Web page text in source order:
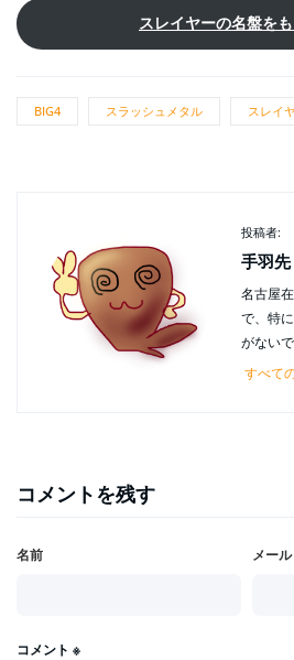
スレイヤーの名盤を
BIG4 スラッシュメタル スレイ
投稿者:
手羽先
名古屋
で、特
がないで
すべて
コメントを残す
名前 メール
コメント ※